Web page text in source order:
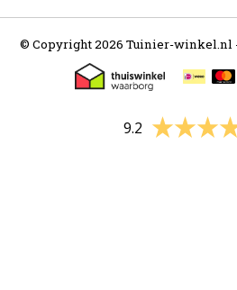
© Copyright 2026 Tuinier-winkel.nl
9.2